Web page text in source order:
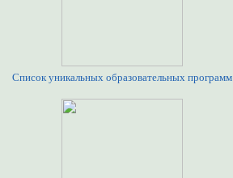
Список уникальных образовательных программ